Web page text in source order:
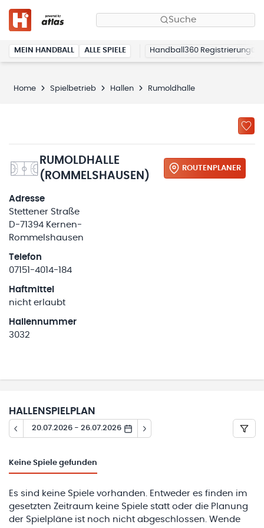
Suche
MEIN HANDBALL ALLE SPIELE Handball360 Registrierung
Home Spielbetrieb Hallen Rumoldhalle
RUMOLDHALLE
(ROMMELSHAUSEN)
ROUTENPLANER
Adresse
Stettener Straße
D-71394 Kernen-
Rommelshausen
Telefon
07151-4014-184
Haftmittel
nicht erlaubt
Hallennummer
3032
HALLENSPIELPLAN
20.07.2026 - 26.07.2026
Keine Spiele gefunden
Es sind keine Spiele vorhanden. Entweder es finden im
gesetzten Zeitraum keine Spiele statt oder die Planung
der Spielpläne ist noch nicht abgeschlossen. Wende